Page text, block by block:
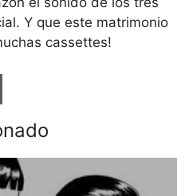
Y que este matrimonio
cassettes!